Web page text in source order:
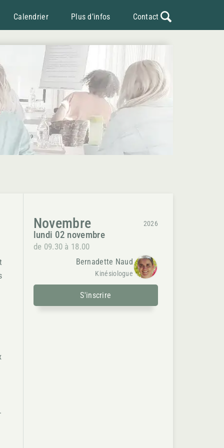
Calendrier Plus d’infos Contact
Novembre 2026
lundi 02 novembre
de 09.30 à 18.00
Bernadette Naud
Kinésiologue
S'inscrire